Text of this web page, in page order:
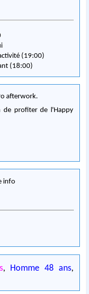
(19:00)
(18:00)
afterwork.
de profiter de l'Happy
info
, Homme 48 ans,